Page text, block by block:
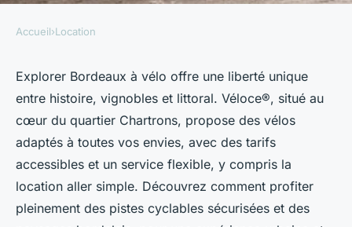
Découvrez les meilleures
locations de vélo à bordeaux
arlette•28 mai 2025•5 min de lecture
Accueil›Location
Explorer Bordeaux à vélo offre une liberté unique
entre histoire, vignobles et littoral. Véloce®, situé au
cœur du quartier Chartrons, propose des vélos
adaptés à toutes vos envies, avec des tarifs
accessibles et un service flexible, y compris la
location aller simple. Découvrez comment profiter
pleinement des pistes cyclables sécurisées et des